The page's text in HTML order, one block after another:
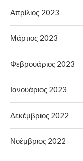
Απρίλιος 2023
Μάρτιος 2023
Φεβρουάριος 2023
Ιανουάριος 2023
Δεκέμβριος 2022
Νοέμβριος 2022